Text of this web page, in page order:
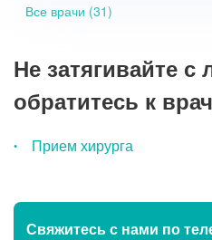
Все врачи (31)
Не затягивайте с
обратитесь к
Прием хирурга
Свяжитесь с нами по